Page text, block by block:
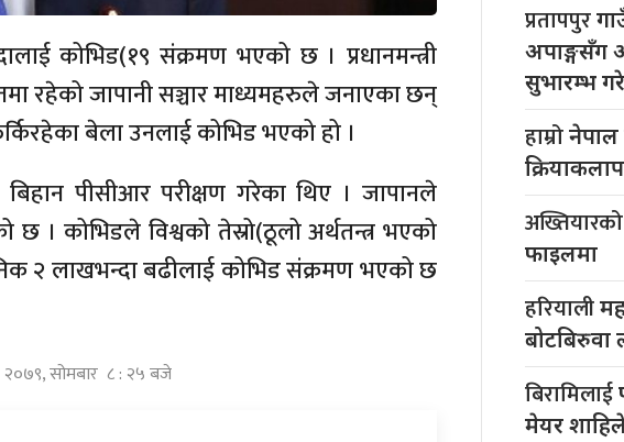
कोभिड(१९ संक्रमण भएको छ । प्रधानमन्त्री
रहेको जापानी सञ्चार माध्यमहरुले जनाएका छन्
बेला उनलाई कोभिड भएको हो ।
पीसीआर परीक्षण गरेका थिए । जापानले
छ । कोभिडले विश्वको तेस्रो(ठूलो अर्थतन्त्र भएको
२ लाखभन्दा बढीलाई कोभिड संक्रमण भएको छ
२०७९, सोमबार ८ : २५ बजे
प्रतापपुर
अपाङ्गसँग
सुभारम्भ
हाम्रोनेपाल
अख्तियारको
फाइलमा
हरियाली
बोटबिरुवा
बिरामिलाई
मेयर